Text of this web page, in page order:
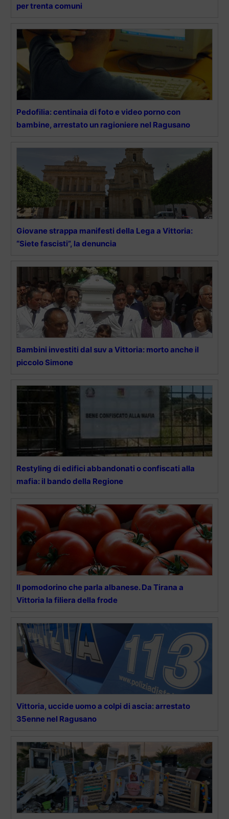
per trenta comuni
Pedofilia: centinaia di foto e video porno con
bambine, arrestato un ragioniere nel Ragusano
Giovane strappa manifesti della Lega a Vittoria:
“Siete fascisti”, la denuncia
Bambini investiti dal suv a Vittoria: morto anche il
piccolo Simone
Restyling di edifici abbandonati o confiscati alla
mafia: il bando della Regione
Il pomodorino che parla albanese. Da Tirana a
Vittoria la filiera della frode
Vittoria, uccide uomo a colpi di ascia: arrestato
35enne nel Ragusano